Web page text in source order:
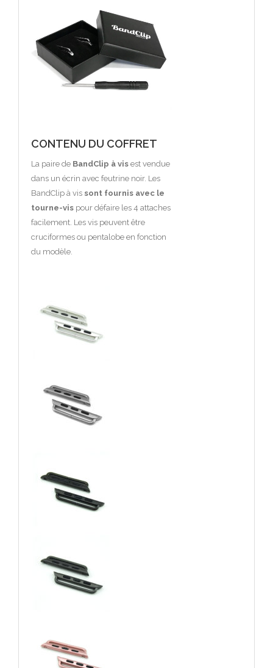
CONTENU DU COFFRET
La paire de BandClip à vis est vendue
dans un écrin avec feutrine noir. Les
BandClip à vis sont fournis avec le
tourne-vis pour défaire les 4 attaches
facilement. Les vis peuvent être
cruciformes ou pentalobe en fonction
du modèle.